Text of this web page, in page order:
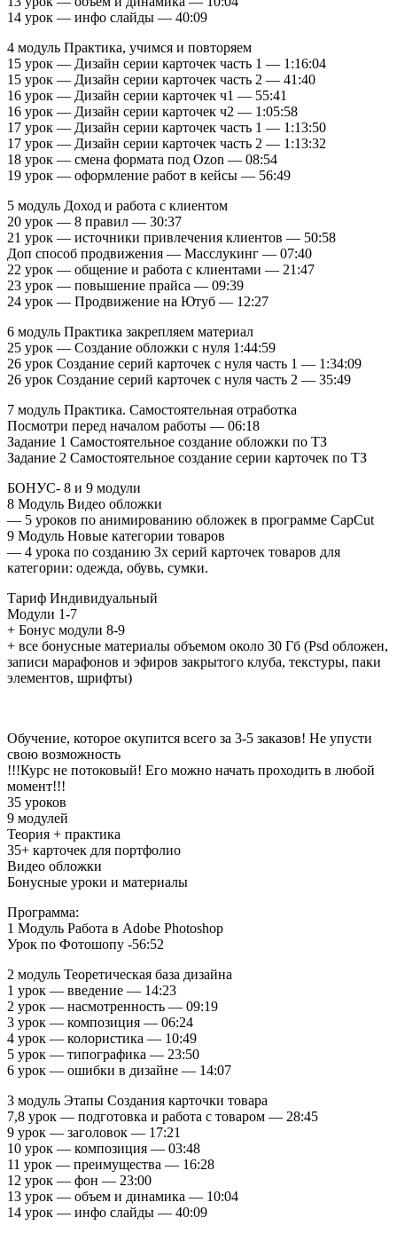
14 урок — инфо слайды — 40:09
4 модуль Практика, учимся и повторяем
15 урок — Дизайн серии карточек часть 1 — 1:16:04
15 урок — Дизайн серии карточек часть 2 — 41:40
16 урок — Дизайн серии карточек ч1 — 55:41
16 урок — Дизайн серии карточек ч2 — 1:05:58
17 урок — Дизайн серии карточек часть 1 — 1:13:50
17 урок — Дизайн серии карточек часть 2 — 1:13:32
18 урок — смена формата под Ozon — 08:54
19 урок — оформление работ в кейсы — 56:49
5 модуль Доход и работа с клиентом
20 урок — 8 правил — 30:37
21 урок — источники привлечения клиентов — 50:58
Доп способ продвижения — Масслукинг — 07:40
22 урок — общение и работа с клиентами — 21:47
23 урок — повышение прайса — 09:39
24 урок — Продвижение на Ютуб — 12:27
6 модуль Практика закрепляем материал
25 урок — Создание обложки с нуля 1:44:59
26 урок Создание серий карточек с нуля часть 1 — 1:34:09
26 урок Создание серий карточек с нуля часть 2 — 35:49
7 модуль Практика. Самостоятельная отработка
Посмотри перед началом работы — 06:18
Задание 1 Самостоятельное создание обложки по ТЗ
Задание 2 Самостоятельное создание серии карточек по ТЗ
БОНУС- 8 и 9 модули
8 Модуль Видео обложки
— 5 уроков по анимированию обложек в программе CapCut
9 Модуль Новые категории товаров
— 4 урока по созданию 3х серий карточек товаров для
категории: одежда, обувь, сумки.
Тариф Индивидуальный
Модули 1-7
+ Бонус модули 8-9
+ все бонусные материалы объемом около 30 Гб (Psd обложен,
записи марафонов и эфиров закрытого клуба, текстуры, паки
элементов, шрифты)
Обучение, которое окупится всего за 3-5 заказов! Не упусти
свою возможность
!!!Курс не потоковый! Его можно начать проходить в любой
момент!!!
35 уроков
9 модулей
Теория + практика
35+ карточек для портфолио
Видео обложки
Бонусные уроки и материалы
Программа:
1 Модуль Работа в Adobe Photoshop
Урок по Фотошопу -56:52
2 модуль Теоретическая база дизайна
1 урок — введение — 14:23
2 урок — насмотренность — 09:19
3 урок — композиция — 06:24
4 урок — колористика — 10:49
5 урок — типографика — 23:50
6 урок — ошибки в дизайне — 14:07
3 модуль Этапы Создания карточки товара
7,8 урок — подготовка и работа с товаром — 28:45
9 урок — заголовок — 17:21
10 урок — композиция — 03:48
11 урок — преимущества — 16:28
12 урок — фон — 23:00
13 урок — объем и динамика — 10:04
14 урок — инфо слайды — 40:09